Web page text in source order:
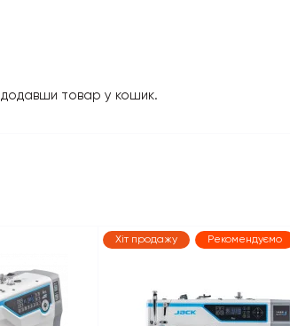
додавши товар у кошик.
Хіт продажу Рекомендуємо